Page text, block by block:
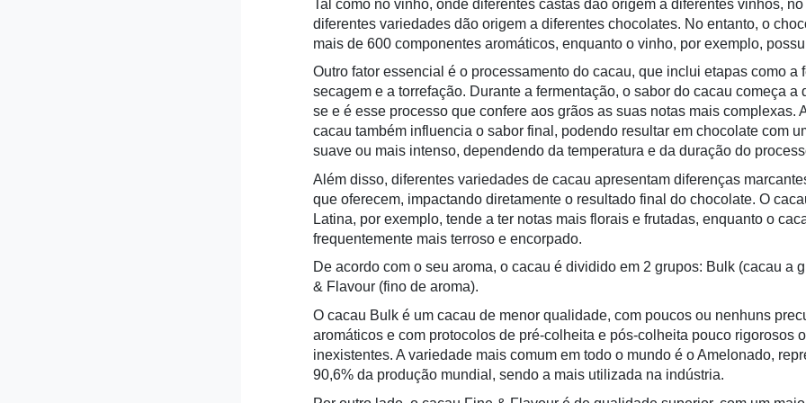
Tal como no vinho, onde diferentes castas dão origem a diferentes vinhos,
diferentes variedades dão origem a diferentes chocolates. No entanto, o
mais de 600 componentes aromáticos, enquanto o vinho, por exemplo,
Outro fator essencial é o processamento do cacau, que inclui etapas como a
secagem e a torrefação. Durante a fermentação, o sabor do cacau começa a
se e é esse processo que confere aos grãos as suas notas mais complexas.
cacau também influencia o sabor final, podendo resultar em chocolate com
suave ou mais intenso, dependendo da temperatura e da duração do
Além disso, diferentes variedades de cacau apresentam diferenças
que oferecem, impactando diretamente o resultado final do chocolate. O
Latina, por exemplo, tende a ter notas mais florais e frutadas, enquanto o
frequentemente mais terroso e encorpado.
De acordo com o seu aroma, o cacau é dividido em 2 grupos: Bulk (cacau a
& Flavour (fino de aroma).
O cacau Bulk é um cacau de menor qualidade, com poucos ou nenhuns
aromáticos e com protocolos de pré-colheita e pós-colheita pouco rigorosos
inexistentes. A variedade mais comum em todo o mundo é o Amelonado,
90,6% da produção mundial, sendo a mais utilizada na indústria.